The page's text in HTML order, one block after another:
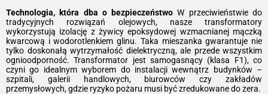
Technologia, która dba o bezpieczeństwo W przeciwieństwie do
tradycyjnych rozwiązań olejowych, nasze transformatory
wykorzystują izolację z żywicy epoksydowej wzmacnianej mączką
kwarcową i wodorotlenkiem glinu. Taka mieszanka gwarantuje nie
tylko doskonałą wytrzymałość dielektryczną, ale przede wszystkim
ognioodporność. Transformator jest samogasnący (klasa F1), co
czyni go idealnym wyborem do instalacji wewnątrz budynków –
szpitali, galerii handlowych, biurowców czy zakładów
przemysłowych, gdzie ryzyko pożaru musi być zredukowane do zera.